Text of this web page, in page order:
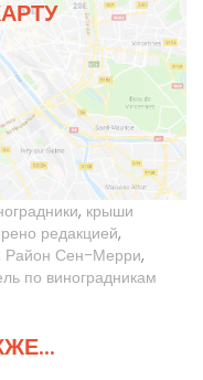
, крыши
редакцией,
Район Сен-Мерри,
по виноградникам